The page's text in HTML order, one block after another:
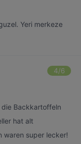
Yeri merkeze
4/6
die Backkartoffeln
hat alt
waren super lecker!